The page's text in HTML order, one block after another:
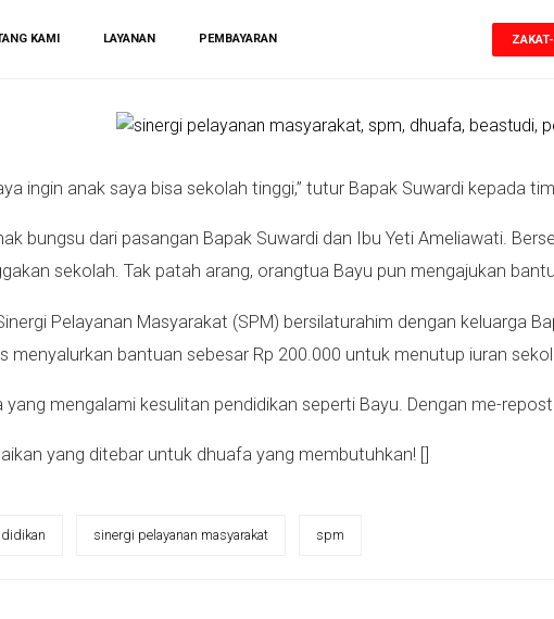
KAMI LAYANAN PEMBAYARAN
ingin anak saya bisa sekolah tinggi,” tutur Bapak Suwardi kepada
bungsu dari pasangan Bapak Suwardi dan Ibu Yeti Ameliawati.
sekolah. Tak patah arang, orangtua Bayu pun mengajukan
Pelayanan Masyarakat (SPM) bersilaturahim dengan keluarga
menyalurkan bantuan sebesar Rp 200.000 untuk menutup iuran
yang mengalami kesulitan pendidikan seperti Bayu. Dengan me-
yang ditebar untuk dhuafa yang membutuhkan! []
sinergi pelayanan masyarakat spm